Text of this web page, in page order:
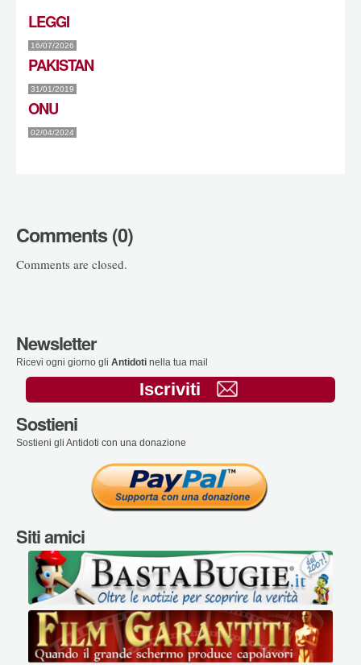
LEGGI
16/07/2026
PAKISTAN
31/01/2019
ONU
02/04/2024
Comments (0)
Comments are closed.
Newsletter
Ricevi ogni giorno gli Antidoti nella tua mail
Iscriviti
Sostieni
Sostieni gli Antidoti con una donazione
Siti amici